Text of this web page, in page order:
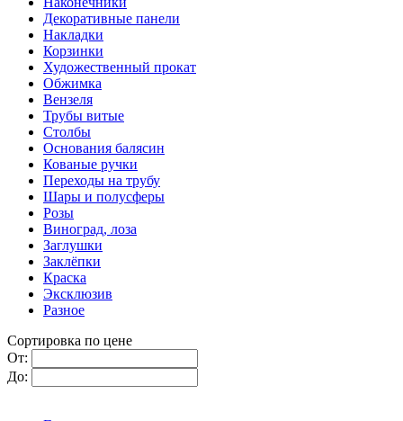
Декоративные панели
Накладки
Корзинки
Художественный прокат
Обжимка
Вензеля
Трубы витые
Столбы
Основания балясин
Кованые ручки
Переходы на трубу
Шары и полусферы
Розы
Виноград, лоза
Заглушки
Заклёпки
Краска
Эксклюзив
Разное
Сортировка по цене
От:
До: